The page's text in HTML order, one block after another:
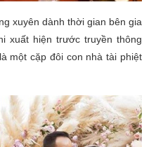
xuyên dành thời gian bên gia
xuất hiện trước truyền thông
một cặp đôi con nhà tài phiệt